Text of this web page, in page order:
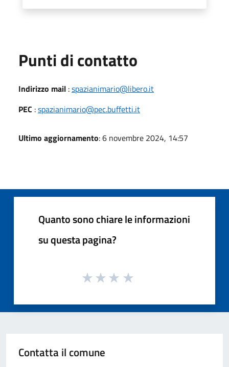
Punti di contatto
Indirizzo mail :spazianimario@libero.it
PEC :spazianimario@pec.buffetti.it
Ultimo aggiornamento: 6 novembre 2024, 14:57
Quanto sono chiare le informazioni
su questa pagina?
Contatta il comune